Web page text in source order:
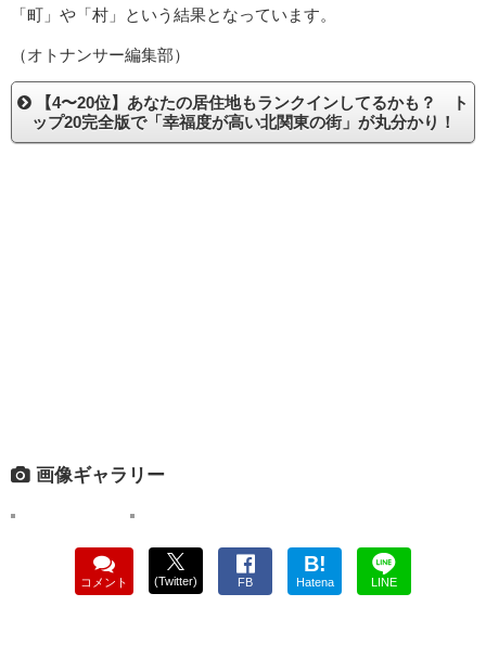
「町」や「村」という結果となっています。
（オトナンサー編集部）
【4〜20位】あなたの居住地もランクインしてるかも？ ト
ップ20完全版で「幸福度が高い北関東の街」が丸分かり！
画像ギャラリー
コメント (Twitter) FB
B!
Hatena LINE